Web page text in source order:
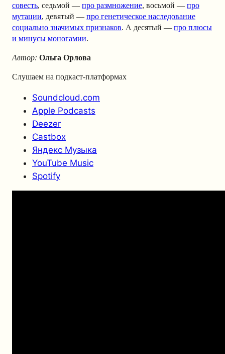
совесть, седьмой — про размножение, восьмой — про
мутации, девятый — про генетическое наследование
социально значимых признаков. А десятый — про плюсы
и минусы моногамии.
Автор: Ольга Орлова
Слушаем на подкаст-платформах
Soundcloud.com
Apple Podcasts
Deezer
Castbox
Яндекс Музыка
YouTube Music
Spotify